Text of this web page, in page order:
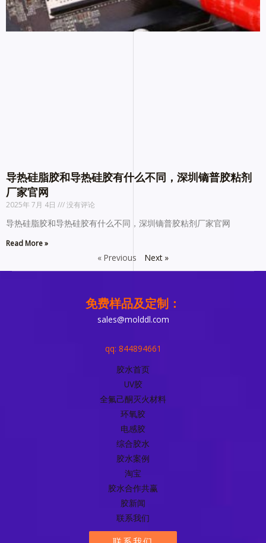
导热硅脂胶和导热硅胶有什么不同，深圳镝普胶粘剂
厂家官网
2025年 7月 4日 没有评论
导热硅脂胶和导热硅胶有什么不同，深圳镝普胶粘剂厂家官网
Read More »
« Previous Next »
免费样品及定制：
sales@molddl.com
qq: 844894661
胶水首页
UV胶
全氟己酮灭火材料
环氧胶
电感胶
综合胶水
胶水案例
淘宝
胶水合作共赢
胶新闻
联系我们